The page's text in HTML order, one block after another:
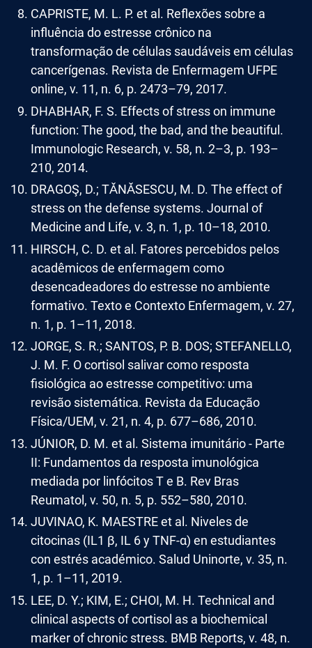
CAPRISTE, M. L. P. et al. Reflexões sobre a
influência do estresse crônico na
transformação de células saudáveis em células
cancerígenas. Revista de Enfermagem UFPE
online, v. 11, n. 6, p. 2473–79, 2017.
DHABHAR, F. S. Effects of stress on immune
function: The good, the bad, and the beautiful.
Immunologic Research, v. 58, n. 2–3, p. 193–
210, 2014.
DRAGOŞ, D.; TǍNǍSESCU, M. D. The effect of
stress on the defense systems. Journal of
Medicine and Life, v. 3, n. 1, p. 10–18, 2010.
HIRSCH, C. D. et al. Fatores percebidos pelos
acadêmicos de enfermagem como
desencadeadores do estresse no ambiente
formativo. Texto e Contexto Enfermagem, v. 27,
n. 1, p. 1–11, 2018.
JORGE, S. R.; SANTOS, P. B. DOS; STEFANELLO,
J. M. F. O cortisol salivar como resposta
fisiológica ao estresse competitivo: uma
revisão sistemática. Revista da Educação
Física/UEM, v. 21, n. 4, p. 677–686, 2010.
JÚNIOR, D. M. et al. Sistema imunitário - Parte
II: Fundamentos da resposta imunológica
mediada por linfócitos T e B. Rev Bras
Reumatol, v. 50, n. 5, p. 552–580, 2010.
JUVINAO, K. MAESTRE et al. Niveles de
citocinas (IL1 β, IL 6 y TNF-α) en estudiantes
con estrés académico. Salud Uninorte, v. 35, n.
1, p. 1–11, 2019.
LEE, D. Y.; KIM, E.; CHOI, M. H. Technical and
clinical aspects of cortisol as a biochemical
marker of chronic stress. BMB Reports, v. 48, n.